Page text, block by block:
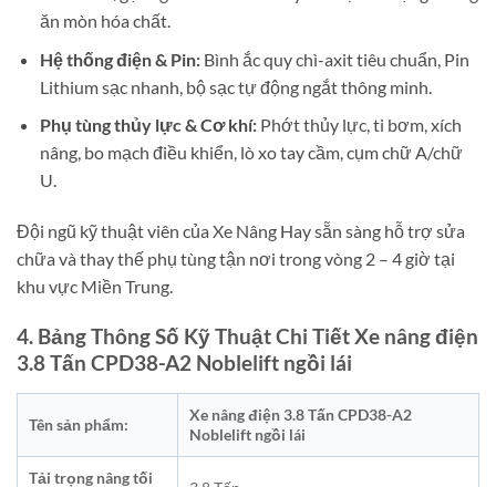
ăn mòn hóa chất.
Hệ thống điện & Pin:Bình ắc quy chì-axit tiêu chuẩn, Pin
Lithium sạc nhanh, bộ sạc tự động ngắt thông minh.
Phụ tùng thủy lực & Cơ khí:Phớt thủy lực, ti bơm, xích
nâng, bo mạch điều khiển, lò xo tay cầm, cụm chữ A/chữ
U.
Đội ngũ kỹ thuật viên của Xe Nâng Hay sẵn sàng hỗ trợ sửa
chữa và thay thế phụ tùng tận nơi trong vòng 2 – 4 giờ tại
khu vực Miền Trung.
4. Bảng Thông Số Kỹ Thuật Chi Tiết Xe nâng điện
3.8 Tấn CPD38-A2 Noblelift ngồi lái
Tên sản phẩm:
Xe nâng điện 3.8 Tấn CPD38-A2
Noblelift ngồi lái
Tải trọng nâng tối